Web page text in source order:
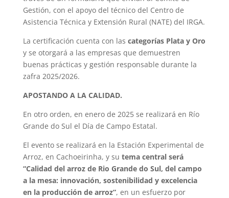
Gestión, con el apoyo del técnico del Centro de
Asistencia Técnica y Extensión Rural (NATE) del IRGA.
La certificación cuenta con las categorías Plata y Oro
y se otorgará a las empresas que demuestren
buenas prácticas y gestión responsable durante la
zafra 2025/2026.
APOSTANDO A LA CALIDAD.
En otro orden, en enero de 2025 se realizará en Río
Grande do Sul el Día de Campo Estatal.
El evento se realizará en la Estación Experimental de
Arroz, en Cachoeirinha, y su tema central será
“Calidad del arroz de Rio Grande do Sul, del campo
a la mesa: innovación, sostenibilidad y excelencia
en la producción de arroz”, en un esfuerzo por